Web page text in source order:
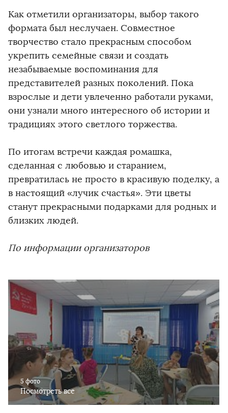
Как отметили организаторы, выбор такого
формата был неслучаен. Совместное
творчество стало прекрасным способом
укрепить семейные связи и создать
незабываемые воспоминания для
представителей разных поколений. Пока
взрослые и дети увлеченно работали руками,
они узнали много интересного об истории и
традициях этого светлого торжества.
По итогам встречи каждая ромашка,
сделанная с любовью и старанием,
превратилась не просто в красивую поделку, а
в настоящий «лучик счастья». Эти цветы
станут прекрасными подарками для родных и
близких людей.
По информации организаторов
5 фото
Посмотреть все